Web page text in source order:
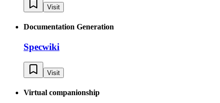
Visit
Documentation Generation
Specwiki
Visit
Virtual companionship